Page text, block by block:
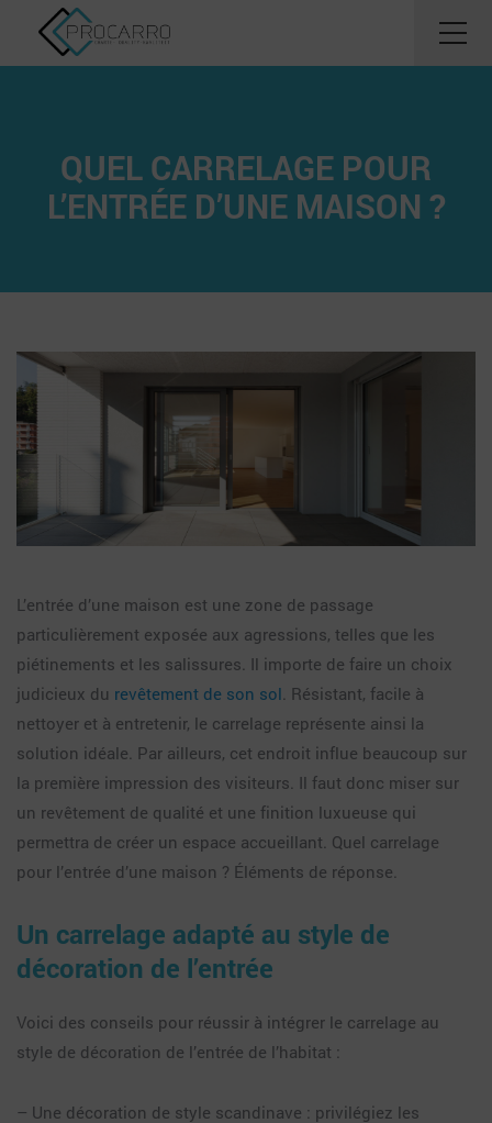
QUEL CARRELAGE POUR
L’ENTRÉE D’UNE MAISON ?
L’entrée d’une maison est une zone de passage
particulièrement exposée aux agressions, telles que les
piétinements et les salissures. Il importe de faire un choix
judicieux du revêtement de son sol. Résistant, facile à
nettoyer et à entretenir, le carrelage représente ainsi la
solution idéale. Par ailleurs, cet endroit influe beaucoup sur
la première impression des visiteurs. Il faut donc miser sur
un revêtement de qualité et une finition luxueuse qui
permettra de créer un espace accueillant. Quel carrelage
pour l’entrée d’une maison ? Éléments de réponse.
Un carrelage adapté au style de
décoration de l’entrée
Voici des conseils pour réussir à intégrer le carrelage au
style de décoration de l’entrée de l’habitat :
– Une décoration de style scandinave : privilégiez les